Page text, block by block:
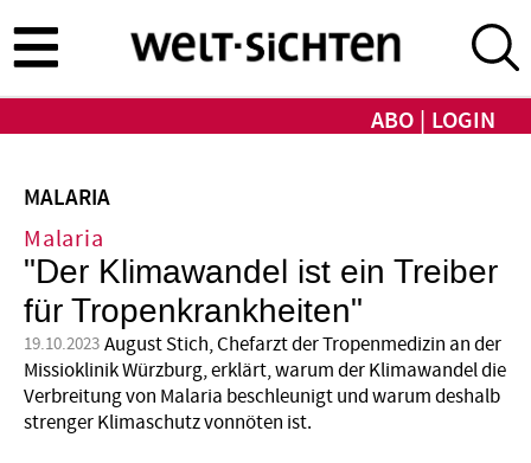
zum
Inhalt
ABO LOGIN
MALARIA
Malaria
"Der Klimawandel ist ein Treiber
für Tropenkrankheiten"
19.10.2023 August Stich, Chefarzt der Tropenmedizin an der
Missioklinik Würzburg, erklärt, warum der Klimawandel die
Verbreitung von Malaria beschleunigt und warum deshalb
strenger Klimaschutz vonnöten ist.